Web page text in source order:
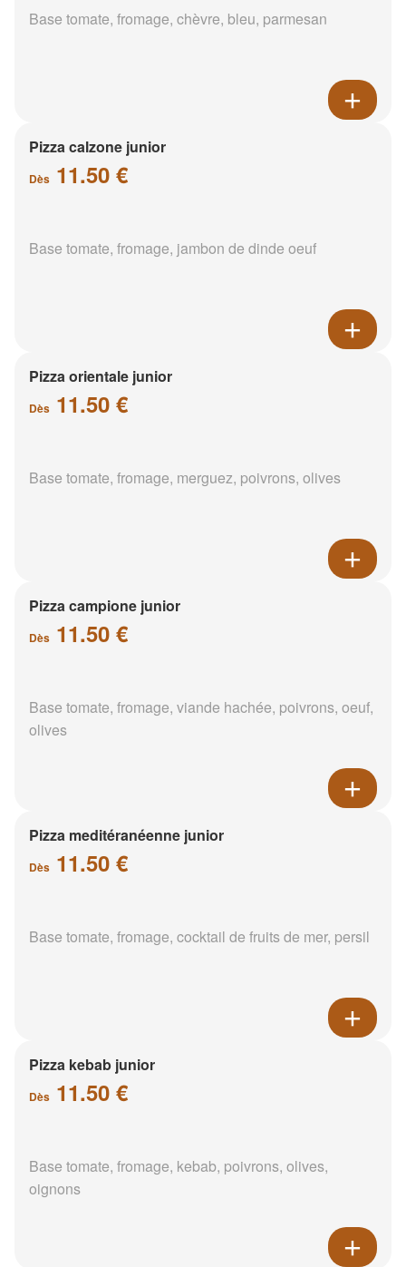
Base tomate, fromage, chèvre, bleu, parmesan
Pizza calzone junior
Dès 11.50 €
Base tomate, fromage, jambon de dinde oeuf
Pizza orientale junior
Dès 11.50 €
Base tomate, fromage, merguez, poivrons, olives
Pizza campione junior
Dès 11.50 €
Base tomate, fromage, viande hachée, poivrons, oeuf,
olives
Pizza meditéranéenne junior
Dès 11.50 €
Base tomate, fromage, cocktail de fruits de mer, persil
Pizza kebab junior
Dès 11.50 €
Base tomate, fromage, kebab, poivrons, olives,
oignons